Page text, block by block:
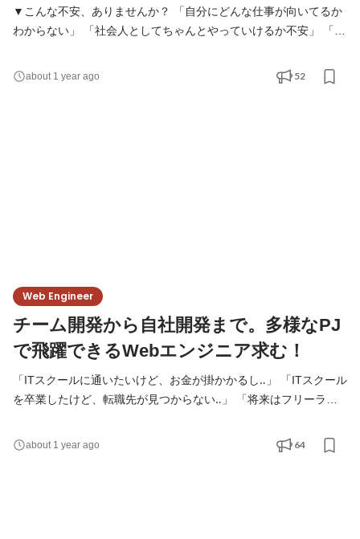
▼こんな不安、ありませんか？ 「自分にどんな仕事が向いてるか
わからない」 「社会人としてちゃんとやっていけるか不安」 「学
当てはまるなら、まずは気軽にお話ししてみませんか？ 私たち
は、未経験からでも安心してスタートできる環境を整えていま
about 1 year ago 52
Web Engineer
チーム開発から自社開発まで。多様なPJ
で飛躍できるWebエンジニア求む！
「ITスクールに通いたいけど、お金が掛かかるし‥」 「ITスクール
を卒業したけど、転職先が見つからない‥」 「将来はフリーラン
リアをスタートさせ、”市場価値”を高めたいあなた！ 『業界随一
の”本質的”教育体制完備カンパニー』であるY&I Groupで、 憧れの
about 1 year ago 64